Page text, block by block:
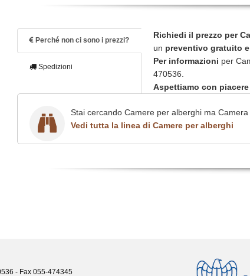
Perché non ci sono i prezzi?
Spedizioni
Richiedi il prezzo per
un preventivo gratuito
Per informazioni per
470536.
Aspettiamo con
Stai cercando Camere per alberghi ma
Vedi tutta la linea di Camere per alberghi
- Fax 055-474345